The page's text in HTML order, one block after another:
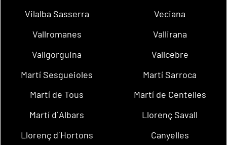
Vilalba Sasserra
Veciana
Vallromanes
Vallirana
Vallgorguina
Vallcebre
Martí Sesgueioles
Martí Sarroca
Martí de Tous
Martí de Centelles
Martí d´Albars
Llorenç Savall
Llorenç d´Hortons
Canyelles